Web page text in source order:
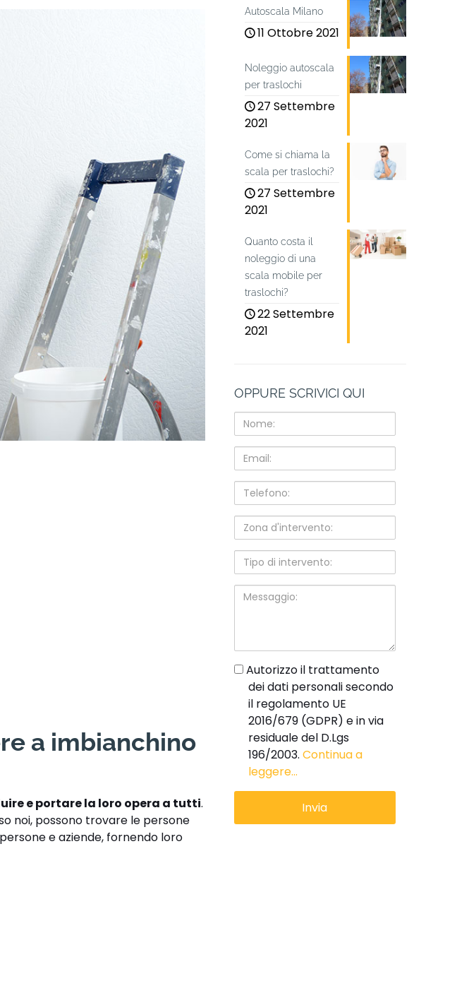
a imbianchino
e portare la loro opera a tutti.
noi, possono trovare le persone
e aziende, fornendo loro
Autoscala Milano
11 Ottobre 2021
Noleggio autoscala
per traslochi
27 Settembre
2021
Come si chiama la
scala per traslochi?
27 Settembre
2021
Quanto costa il
noleggio di una
scala mobile per
traslochi?
22 Settembre
2021
OPPURE SCRIVICI QUI
Nome:
Email:
Telefono:
Zona
d'intervento:
Tipo
di
intervento:
Messaggio:
gdpr
Autorizzo il trattamento
dei dati personali secondo
il regolamento UE
2016/679 (GDPR) e in via
residuale del D.Lgs
196/2003. Continua a
leggere...